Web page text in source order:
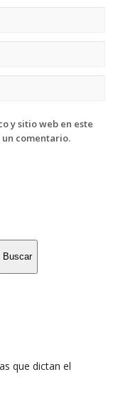
y sitio web en este
comentario.
Buscar
que dictan el